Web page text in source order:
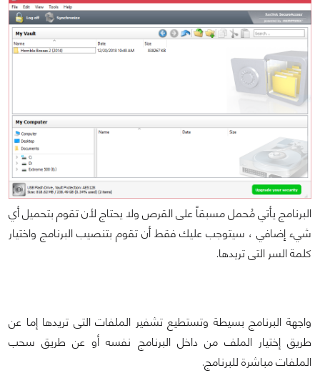
البرنامج يأتي مُحمل مسبقاً على القرص ولا يحتاج لأن تقوم بتحميل أي
شيء إضافي ، سيتوجب عليك فقط أن تقوم بتنصيب البرنامج واختيار
كلمة السر التى تريدها.
واجهة البرنامج بسيطة وتستطيع تشفير الملفات التى تريدها إما عن
طريق إختيار الملف من داخل البرنامج نفسه أو عن طريق سحب
الملفات مباشرة للبرنامج.